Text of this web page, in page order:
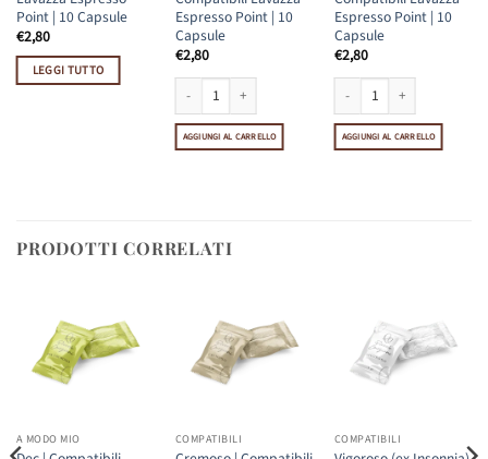
Point | 10 Capsule
€2,80
LEGGI TUTTO
Espresso Point | 10
Capsule
€2,80
Crème brûlée | Compatibili Lavazza Espresso Point | 10
AGGIUNGI AL CARRELLO
Espresso Point | 10
Capsule
€2,80
Cappuccino | Compatibili
AGGIUNGI AL CARRELLO
Espresso Point | 10 Capsule quantità
PRODOTTI CORRELATI
A MODO MIO COMPATIBILI COMPATIBILI